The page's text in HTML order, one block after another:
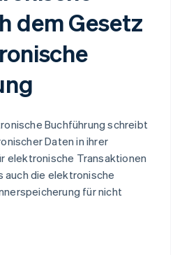
dem Gesetz
Buchführung schreibt
Daten in ihrer
elektronische Transaktionen
auch die elektronische
für nicht